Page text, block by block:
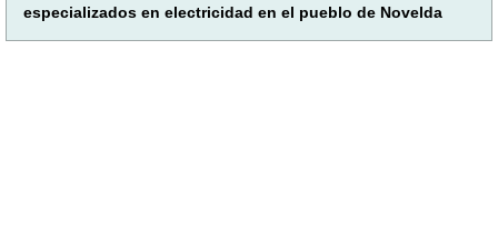
especializados en electricidad en el pueblo de Novelda